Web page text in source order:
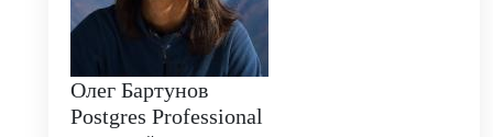
Олег Бартунов
Postgres Professional